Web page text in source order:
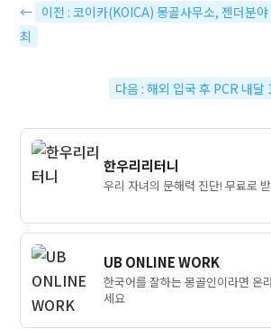
← 이전 : 코이카(KOICA) 몽골사무소, 젠더분
최
다음 : 해외 입국 후 PCR 내달
한우리리터니
우리 자녀의 문해력 진단! 무료로
UB ONLINE WORK
한국어를 잘하는 몽골인이라면 온
세요